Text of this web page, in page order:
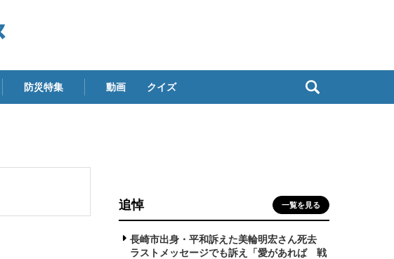
防災特集 動画 クイズ
追悼 一覧を見る
長崎市出身・平和訴えた美輪明宏さん死去
ラストメッセージでも訴え「愛があれば 戦